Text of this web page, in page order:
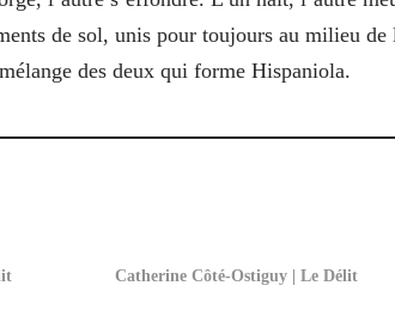
de sol, unis pour toujours au milieu de
des deux qui forme Hispaniola.
Catherine Côté-Ostiguy | Le Délit